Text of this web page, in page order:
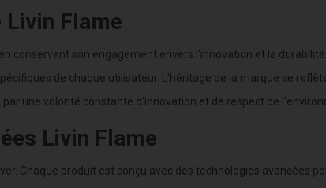
Flame
conservant son engagement envers l'innovation et la
de chaque utilisateur. L'héritage de la marque se
une volonté constante d'innovation et de respect de
Livin Flame
Chaque produit est conçu avec des technologies avancées